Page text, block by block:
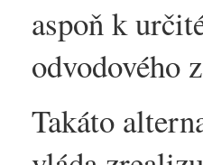
aspoň k
odvodového
Takáto